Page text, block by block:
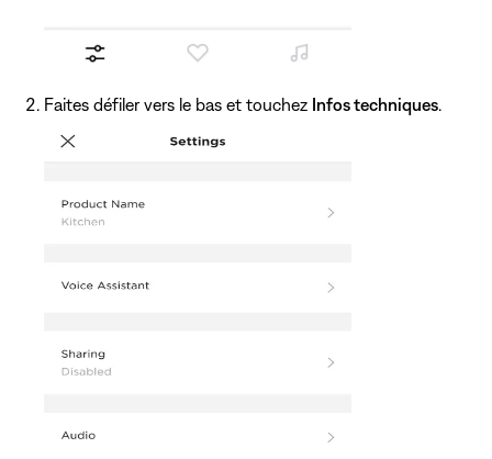
Faites défiler vers le bas et touchez Infos techniques